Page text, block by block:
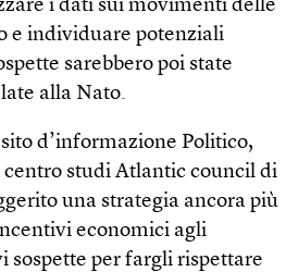
i dati sui movimenti delle
e individuare potenziali
sarebbero poi state
alla Nato.
d’informazione Politico,
centro studi Atlantic council di
una strategia ancora più
economici agli
sospette per fargli rispettare